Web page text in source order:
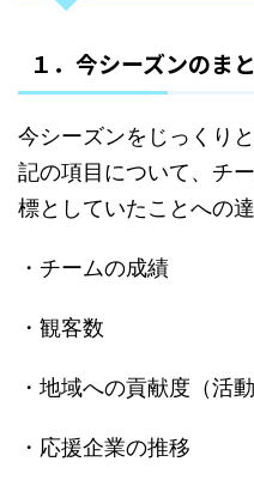
１．今シーズンのま
今シーズンをじっくり
記の項目について、チ
標としていたことへの
・チームの成績
・観客数
・地域への貢献度（活動
・応援企業の推移